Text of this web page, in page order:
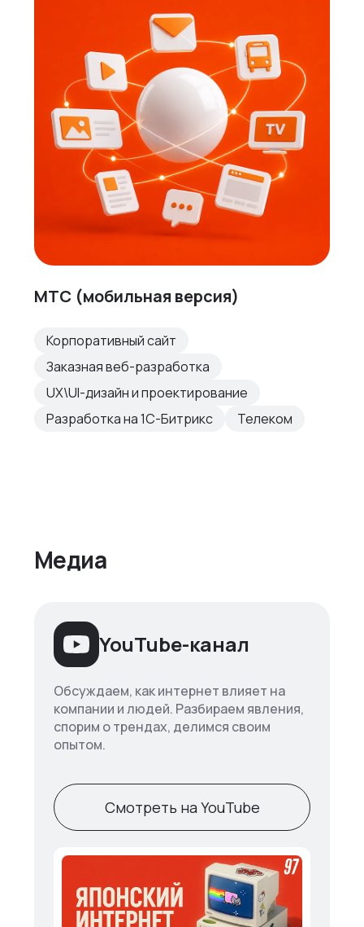
МТС (мобильная версия)
Корпоративный сайт
Заказная веб-разработка
UX\UI-дизайн и проектирование
Разработка на 1С-Битрикс
Телеком
Медиа
YouTube-канал
Обсуждаем, как интернет влияет на
компании и людей. Разбираем явления,
спорим о трендах, делимся своим
опытом.
Смотреть на YouTube